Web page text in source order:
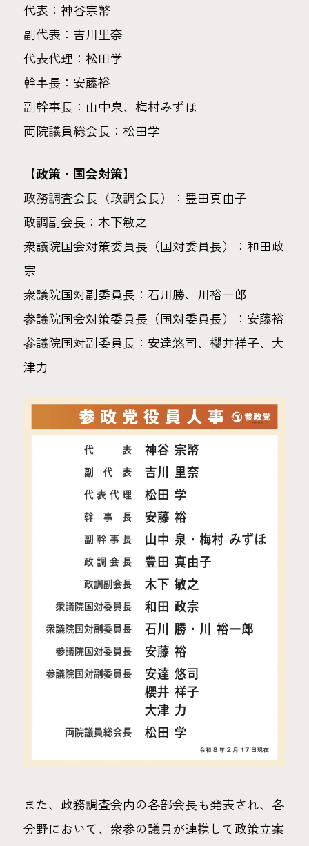
代表：神谷宗幣
副代表：吉川里奈
代表代理：松田学
幹事長：安藤裕
副幹事長：山中泉、梅村みずほ
両院議員総会長：松田学
【政策・国会対策】
政務調査会長（政調会長）：豊田真由子
政調副会長：木下敏之
衆議院国会対策委員長（国対委員長）：和田政
宗
衆議院国対副委員長：石川勝、川裕一郎
参議院国会対策委員長（国対委員長）：安藤裕
参議院国対副委員長：安達悠司、櫻井祥子、大
津力
また、政務調査会内の各部会長も発表され、各
分野において、衆参の議員が連携して政策立案